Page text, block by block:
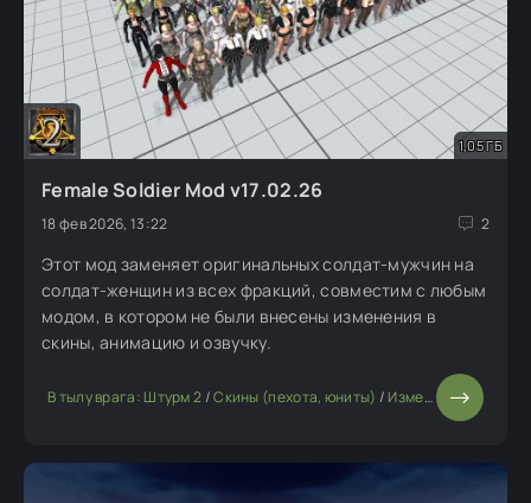
1,05 ГБ
Female Soldier Mod v17.02.26
18 фев 2026, 13:22 2
Этот мод заменяет оригинальных солдат-мужчин на
солдат-женщин из всех фракций, совместим с любым
модом, в котором не были внесены изменения в
скины, анимацию и озвучку.
В тылу врага: Штурм 2 /Скины (пехота, юниты) / Изменение мода или игры